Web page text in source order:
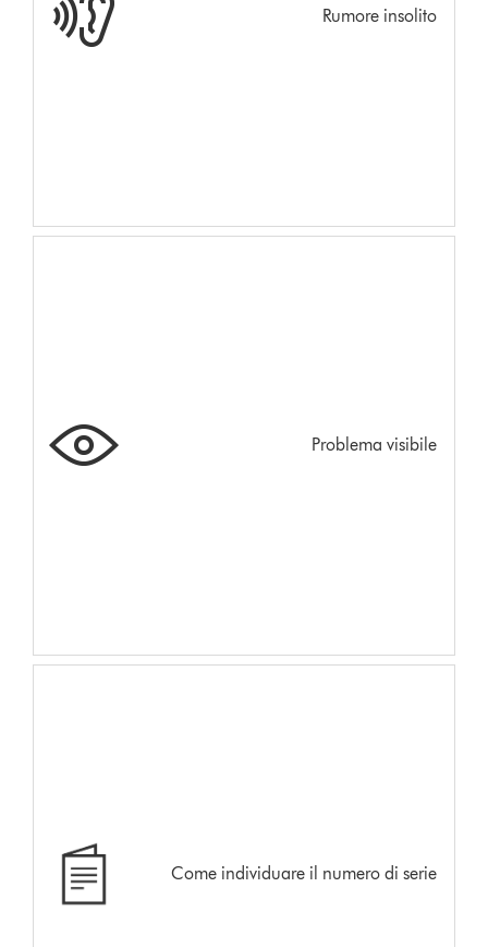
Rumore insolito
Problema visibile
Come individuare il numero di serie